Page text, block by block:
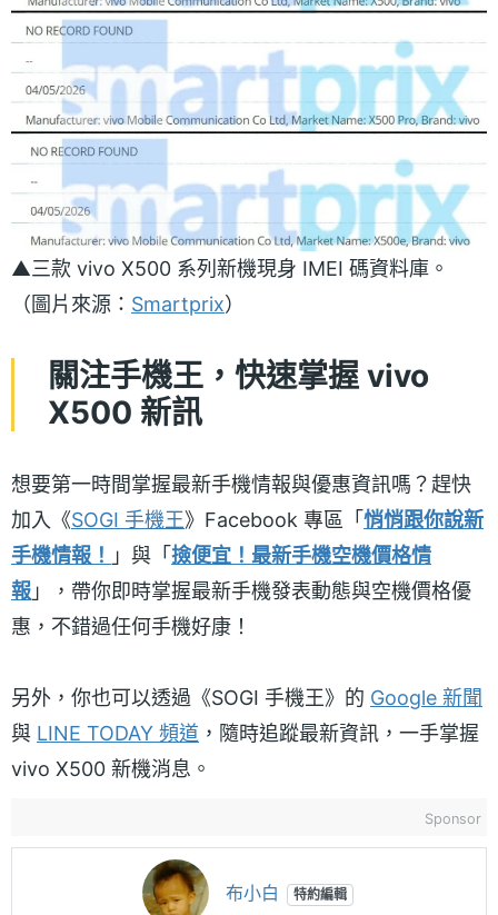
▲三款 vivo X500 系列新機現身 IMEI 碼資料庫。
（圖片來源： Smartprix）
關注手機王，快速掌握 vivo
X500 新訊
想要第一時間掌握最新手機情報與優惠資訊嗎？趕快
加入《SOGI 手機王》Facebook 專區「悄悄跟你說新
手機情報！ 」與「撿便宜！最新手機空機價格情
報 」，帶你即時掌握最新手機發表動態與空機價格優
惠，不錯過任何手機好康！
另外，你也可以透過《SOGI 手機王》的 Google 新聞
與 LINE TODAY 頻道 ，隨時追蹤最新資訊，一手掌握
vivo X500 新機消息。
Sponsor
布小白 特約編輯